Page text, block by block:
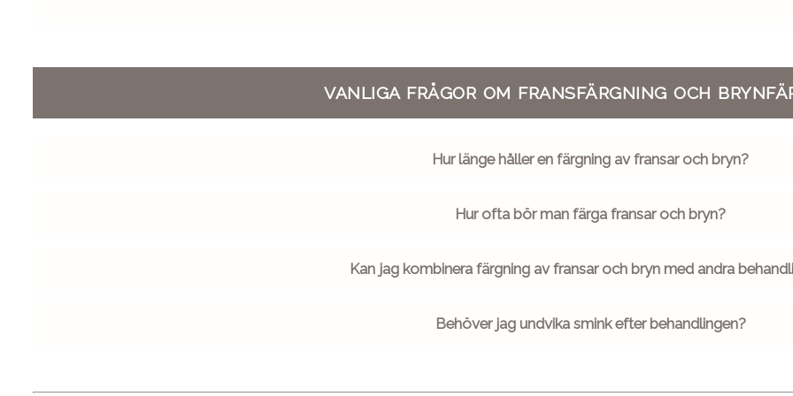
VANLIGA FRÅGOR OM FRANSFÄRGNING OCH
Hur länge håller en färgning av fransar och bryn?
Hur ofta bör man färga fransar och bryn?
Kan jag kombinera färgning av fransar och bryn med andra
Behöver jag undvika smink efter behandlingen?